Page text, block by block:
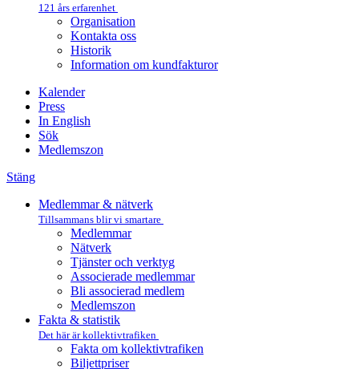
121 års erfarenhet
Organisation
Kontakta oss
Historik
Information om kundfakturor
Kalender
Press
In English
Sök
Medlemszon
Stäng
Medlemmar & nätverk
Tillsammans blir vi smartare
Medlemmar
Nätverk
Tjänster och verktyg
Associerade medlemmar
Bli associerad medlem
Medlemszon
Fakta & statistik
Det här är kollektivtrafiken
Fakta om kollektivtrafiken
Biljettpriser